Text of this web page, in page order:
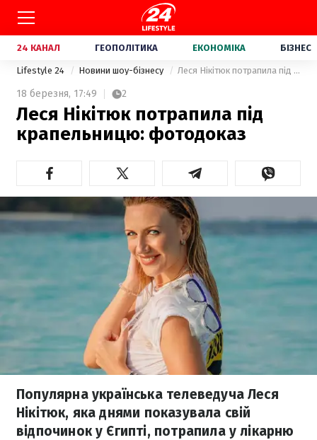
24 КАНАЛ ГЕОПОЛІТИКА ЕКОНОМІКА БІЗНЕС
Lifestyle 24 Новини шоу-бізнесу Леся Нікітюк потрапила під крапельницю: фотодоказ
18 березня, 17:49 2
Леся Нікітюк потрапила під
крапельницю: фотодоказ
Популярна українська телеведуча Леся
Нікітюк, яка днями показувала свій
відпочинок у Єгипті, потрапила у лікарню